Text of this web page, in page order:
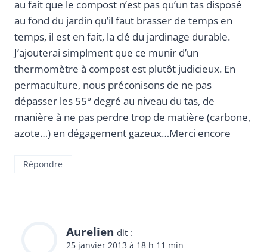
au fait que le compost n’est pas qu’un tas disposé
au fond du jardin qu’il faut brasser de temps en
temps, il est en fait, la clé du jardinage durable.
J’ajouterai simplment que ce munir d’un
thermomètre à compost est plutôt judicieux. En
permaculture, nous préconisons de ne pas
dépasser les 55° degré au niveau du tas, de
manière à ne pas perdre trop de matière (carbone,
azote…) en dégagement gazeux…Merci encore
Répondre
Aurelien dit :
25 janvier 2013 à 18 h 11 min